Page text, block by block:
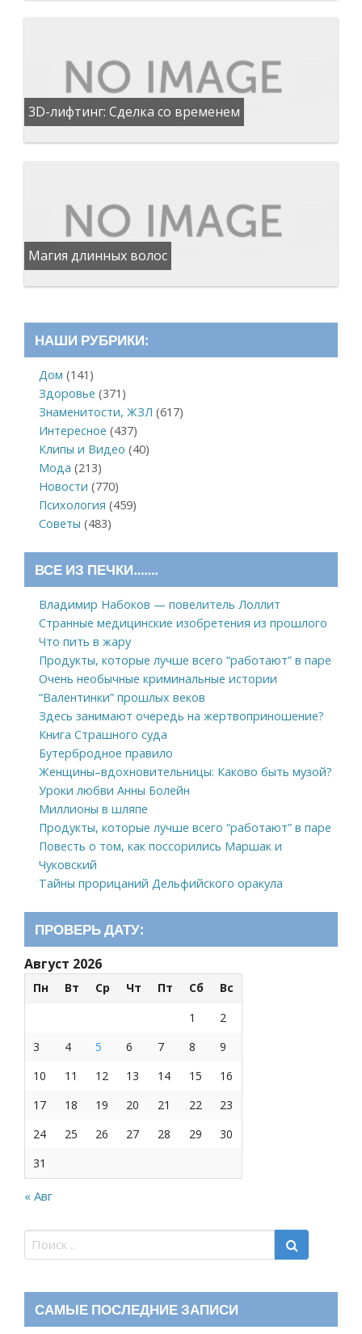
3D-лифтинг: Сделка со временем
Магия длинных волос
НАШИ РУБРИКИ:
Дом (141)
Здоровье (371)
Знаменитости, ЖЗЛ (617)
Интересное (437)
Клипы и Видео (40)
Мода (213)
Новости (770)
Психология (459)
Советы (483)
ВСЕ ИЗ ПЕЧКИ…….
Владимир Набоков — повелитель Лоллит
Странные медицинские изобретения из прошлого
Что пить в жару
Продукты, которые лучше всего “работают” в паре
Очень необычные криминальные истории
“Валентинки” прошлых веков
Здесь занимают очередь на жертвоприношение?
Книга Страшного суда
Бутербродное правило
Женщины–вдохновительницы: Каково быть музой?
Уроки любви Анны Болейн
Миллионы в шляпе
Продукты, которые лучше всего “работают” в паре
Повесть о том, как поссорились Маршак и
Чуковский
Тайны прорицаний Дельфийского оракула
ПРОВЕРЬ ДАТУ:
Август 2026
Пн Вт Ср Чт Пт Сб
Вс
1
2
3
4 5 6 7 8
9
10
11 12 13 14 15
16
17
18 19 20 21 22
23
24
25 26 27 28 29
30
31
« Авг
САМЫЕ ПОСЛЕДНИЕ ЗАПИСИ